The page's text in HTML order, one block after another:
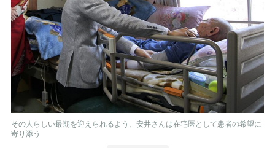
その人らしい最期を迎えられるよう、安井さんは在宅医として患者の希望に
寄り添う